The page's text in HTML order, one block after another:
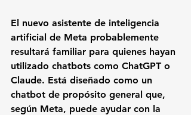
El nuevo asistente de inteligencia
artificial de Meta probablemente
resultará familiar para quienes hayan
utilizado chatbots como ChatGPT o
Claude. Está diseñado como un
chatbot de propósito general que,
según Meta, puede ayudar con la